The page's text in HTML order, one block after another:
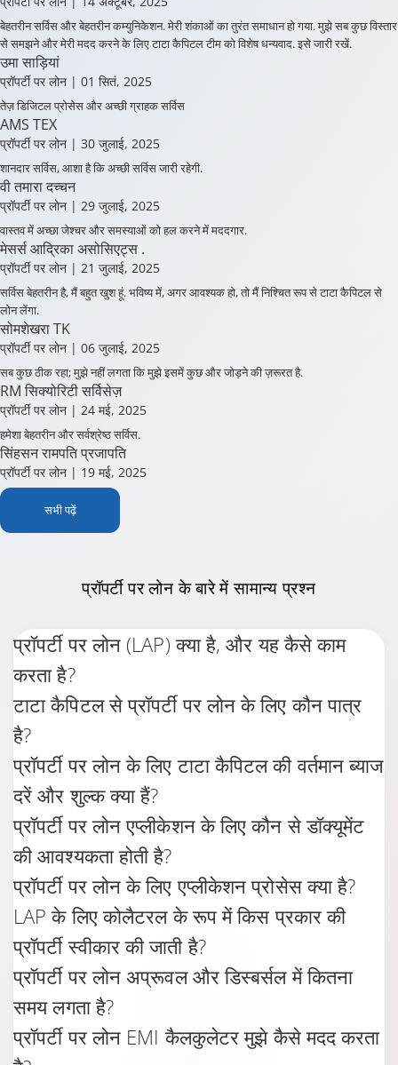
बेहतरीन सर्विस और बेहतरीन कम्युनिकेशन. मेरी शंकाओं का तुरंत समाधान हो गया. मुझे सब कुछ विस्तार
से समझने और मेरी मदद करने के लिए टाटा कैपिटल टीम को विशेष धन्यवाद. इसे जारी रखें.
उमा साड़ियां
प्रॉपर्टी पर लोन
तेज़ डिजिटल प्रोसेस और अच्छी ग्राहक सर्विस
AMS TEX
प्रॉपर्टी पर लोन
शानदार सर्विस, आशा है कि अच्छी सर्विस जारी रहेगी.
वी तमारा दच्चन
प्रॉपर्टी पर लोन| 29 जुलाई, 2025
वास्तव में अच्छा जेश्चर और समस्याओं को हल करने में मददगार.
मेसर्स आद्रिका असोसिएट्स .
प्रॉपर्टी पर लोन| 21 जुलाई, 2025
सर्विस बेहतरीन है, मैं बहुत खुश हूं. भविष्य में, अगर आवश्यक हो, तो मैं निश्चित रूप से टाटा कैपिटल से
लोन लेंगा.
सोमशेखरा TK
प्रॉपर्टी पर लोन| 06 जुलाई, 2025
सब कुछ ठीक रहा; मुझे नहीं लगता कि मुझे इसमें कुछ और जोड़ने की ज़रूरत है.
RM सिक्योरिटी सर्विसेज़
प्रॉपर्टी पर लोन| 24 मई, 2025
हमेशा बेहतरीन और सर्वश्रेष्ठ सर्विस.
सिंहसन रामपति प्रजापति
प्रॉपर्टी पर लोन| 19 मई, 2025
प्रॉपर्टी पर लोन (LAP) क्या है, और यह कैसे काम
करता है?
टाटा कैपिटल से प्रॉपर्टी पर लोन के लिए कौन पात्र
है?
प्रॉपर्टी पर लोन के लिए टाटा कैपिटल की वर्तमान ब्याज
दरें और शुल्क क्या हैं?
प्रॉपर्टी पर लोन एप्लीकेशन के लिए कौन से डॉक्यूमेंट
की आवश्यकता होती है?
प्रॉपर्टी पर लोन के लिए एप्लीकेशन प्रोसेस क्या है?
LAP के लिए कोलैटरल के रूप में किस प्रकार की
प्रॉपर्टी स्वीकार की जाती है?
प्रॉपर्टी पर लोन अप्रूवल और डिस्बर्सल में कितना
समय लगता है?
प्रॉपर्टी पर लोन EMI कैलकुलेटर मुझे कैसे मदद करता
है?